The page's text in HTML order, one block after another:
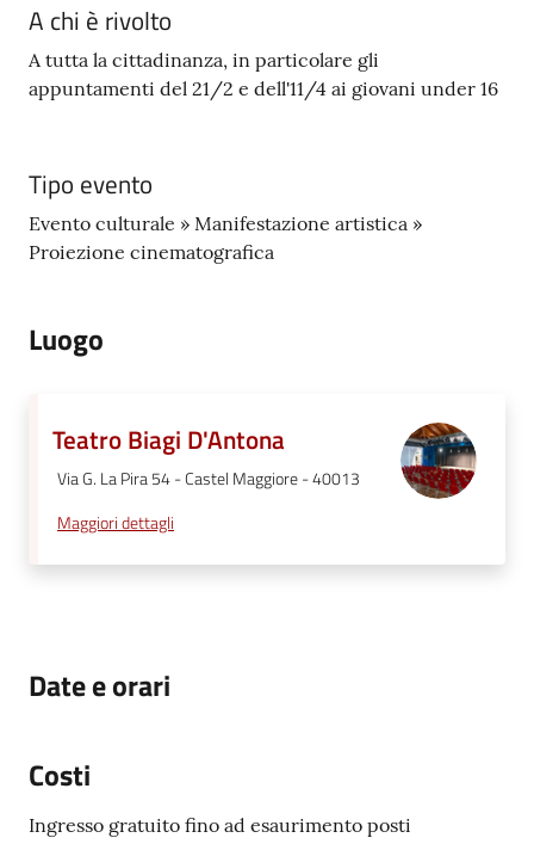
A chi è rivolto
A tutta la cittadinanza, in particolare gli
appuntamenti del 21/2 e dell'11/4 ai giovani under 16
Tipo evento
Evento culturale » Manifestazione artistica »
Proiezione cinematografica
Luogo
Teatro Biagi D'Antona
Via G. La Pira 54 - Castel Maggiore - 40013
Maggiori dettagli
Date e orari
Costi
Ingresso gratuito fino ad esaurimento posti